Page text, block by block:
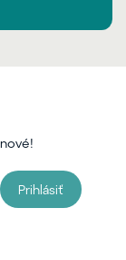
Prihlásiť